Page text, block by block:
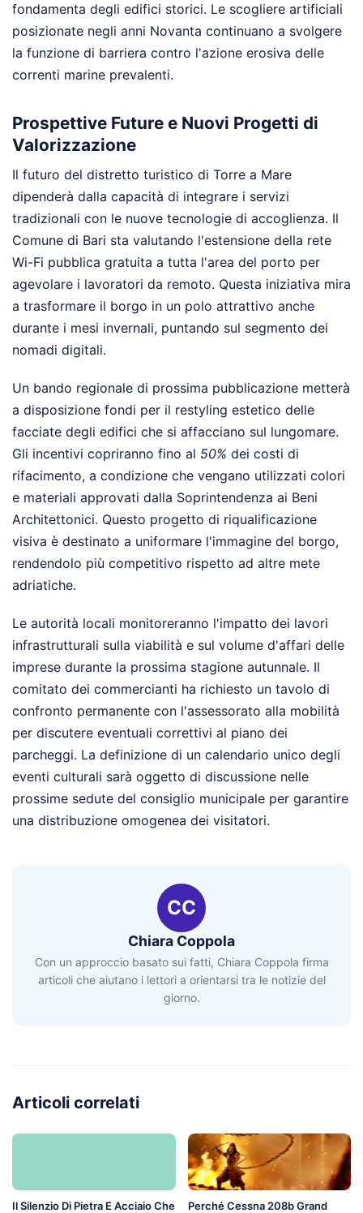
fondamenta degli edifici storici. Le scogliere artificiali
posizionate negli anni Novanta continuano a svolgere
la funzione di barriera contro l'azione erosiva delle
correnti marine prevalenti.
Prospettive Future e Nuovi Progetti di
Valorizzazione
Il futuro del distretto turistico di Torre a Mare
dipenderà dalla capacità di integrare i servizi
tradizionali con le nuove tecnologie di accoglienza. Il
Comune di Bari sta valutando l'estensione della rete
Wi-Fi pubblica gratuita a tutta l'area del porto per
agevolare i lavoratori da remoto. Questa iniziativa mira
a trasformare il borgo in un polo attrattivo anche
durante i mesi invernali, puntando sul segmento dei
nomadi digitali.
Un bando regionale di prossima pubblicazione metterà
a disposizione fondi per il restyling estetico delle
facciate degli edifici che si affacciano sul lungomare.
Gli incentivi copriranno fino al 50% dei costi di
rifacimento, a condizione che vengano utilizzati colori
e materiali approvati dalla Soprintendenza ai Beni
Architettonici. Questo progetto di riqualificazione
visiva è destinato a uniformare l'immagine del borgo,
rendendolo più competitivo rispetto ad altre mete
adriatiche.
Le autorità locali monitoreranno l'impatto dei lavori
infrastrutturali sulla viabilità e sul volume d'affari delle
imprese durante la prossima stagione autunnale. Il
comitato dei commercianti ha richiesto un tavolo di
confronto permanente con l'assessorato alla mobilità
per discutere eventuali correttivi al piano dei
parcheggi. La definizione di un calendario unico degli
eventi culturali sarà oggetto di discussione nelle
prossime sedute del consiglio municipale per garantire
una distribuzione omogenea dei visitatori.
CC
Chiara Coppola
Con un approccio basato sui fatti, Chiara Coppola firma
articoli che aiutano i lettori a orientarsi tra le notizie del
giorno.
Articoli correlati
Il Silenzio Di Pietra E Acciaio Che Perché Cessna 208b Grand